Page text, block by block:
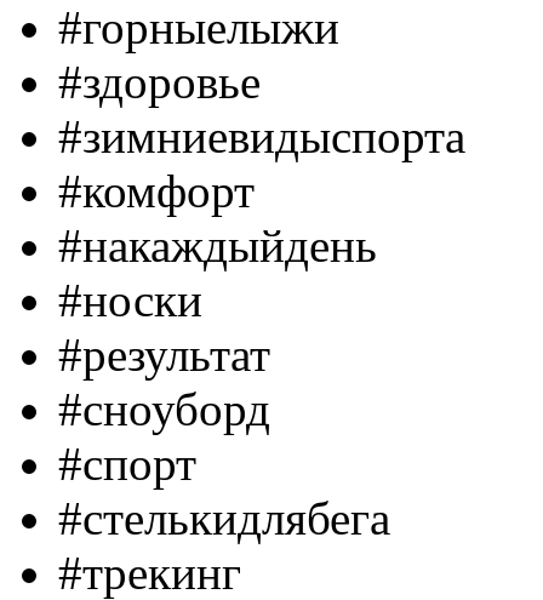
#горныелыжи
#здоровье
#зимниевидыспорта
#комфорт
#накаждыйдень
#носки
#результат
#сноуборд
#спорт
#стелькидлябега
#трекинг